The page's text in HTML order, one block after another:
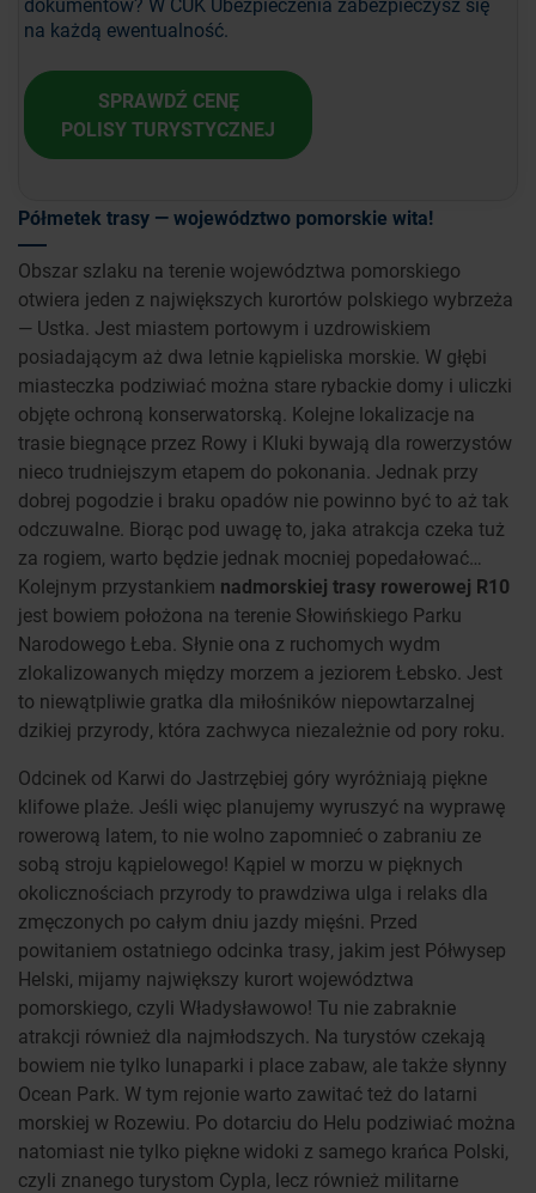
na każdą ewentualność.
SPRAWDŹ CENĘ
POLISY TURYSTYCZNEJ
Półmetek trasy — województwo pomorskie wita!
Obszar szlaku na terenie województwa pomorskiego
otwiera jeden z największych kurortów polskiego wybrzeża
— Ustka. Jest miastem portowym i uzdrowiskiem
posiadającym aż dwa letnie kąpieliska morskie. W głębi
miasteczka podziwiać można stare rybackie domy i uliczki
objęte ochroną konserwatorską. Kolejne lokalizacje na
trasie biegnące przez Rowy i Kluki bywają dla rowerzystów
nieco trudniejszym etapem do pokonania. Jednak przy
dobrej pogodzie i braku opadów nie powinno być to aż tak
odczuwalne. Biorąc pod uwagę to, jaka atrakcja czeka tuż
za rogiem, warto będzie jednak mocniej popedałować…
Kolejnym przystankiem nadmorskiej trasy rowerowej R10
jest bowiem położona na terenie Słowińskiego Parku
Narodowego Łeba. Słynie ona z ruchomych wydm
zlokalizowanych między morzem a jeziorem Łebsko. Jest
to niewątpliwie gratka dla miłośników niepowtarzalnej
dzikiej przyrody, która zachwyca niezależnie od pory roku.
Odcinek od Karwi do Jastrzębiej góry wyróżniają piękne
klifowe plaże. Jeśli więc planujemy wyruszyć na wyprawę
rowerową latem, to nie wolno zapomnieć o zabraniu ze
sobą stroju kąpielowego! Kąpiel w morzu w pięknych
okolicznościach przyrody to prawdziwa ulga i relaks dla
zmęczonych po całym dniu jazdy mięśni. Przed
powitaniem ostatniego odcinka trasy, jakim jest Półwysep
Helski, mijamy największy kurort województwa
pomorskiego, czyli Władysławowo! Tu nie zabraknie
atrakcji również dla najmłodszych. Na turystów czekają
bowiem nie tylko lunaparki i place zabaw, ale także słynny
Ocean Park. W tym rejonie warto zawitać też do latarni
morskiej w Rozewiu. Po dotarciu do Helu podziwiać można
natomiast nie tylko piękne widoki z samego krańca Polski,
czyli znanego turystom Cypla, lecz również militarne